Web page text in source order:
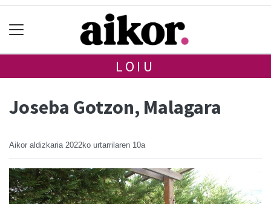
LOIU
Joseba Gotzon, Malagara
Aikor aldizkaria 2022ko urtarrilaren 10a